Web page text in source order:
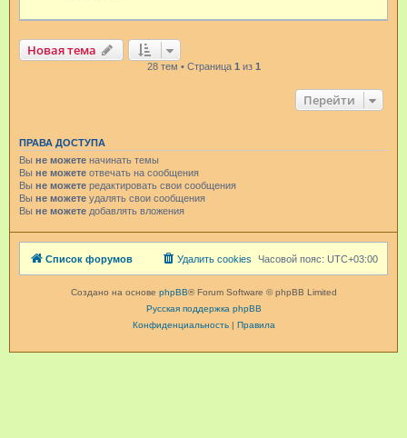
Новая тема
28 тем • Страница 1 из 1
Перейти
ПРАВА ДОСТУПА
Вы не можете начинать темы
Вы не можете отвечать на сообщения
Вы не можете редактировать свои сообщения
Вы не можете удалять свои сообщения
Вы не можете добавлять вложения
Список форумов Часовой пояс: UTC+03:00
Удалить cookies
Создано на основе phpBB® Forum Software © phpBB Limited
Русская поддержка phpBB
Конфиденциальность| Правила